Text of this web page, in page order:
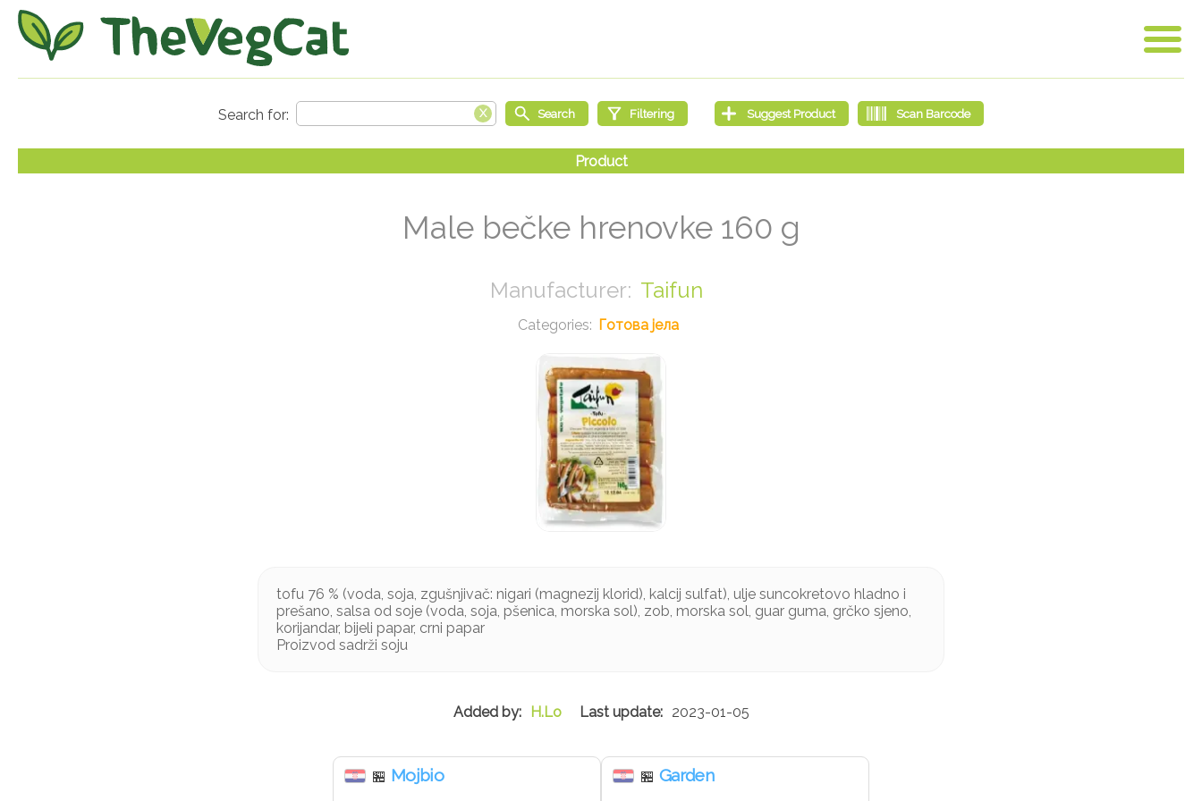
Male bečke hrenovke 160 g
Taifun
Готова јела
tofu 76 % (voda, soja, zgušnjivač: nigari (magnezij klorid), kalcij sulfat), ulje suncokretovo hladno i
prešano, salsa od soje (voda, soja, pšenica, morska sol), zob, morska sol, guar guma, grčko sjeno,
korijandar, bijeli papar, crni papar
Proizvod sadrži soju
H.Lo 2023-01-05
🏪 Mojbio
🏪 Garden